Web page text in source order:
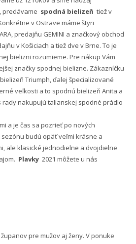
predávame spodná bielizeň tiež v
v Ostrave máme štyri
predajňu GEMINI a značkový obchod
v Košiciach a tiež dve v Brne. To je
bielizni rozumieme. Pre nákup Vám
značky spodnej bielizne. Zákazníčku
Triumph, ďalej špecializované
veľkosti a to spodnú bielizeň Anita a
rady nakupujú talianskej spodné prádlo
a je čas sa pozrieť po nových
budú opäť veľmi krásne a
ale klasické jednodielne a dvojdielne
Plavky 2021 môžete u nás
pre mužov aj ženy. V ponuke